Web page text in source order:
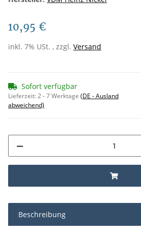
10,95 €
inkl. 7% USt. , zzgl. Versand
Sofort verfügbar
Lieferzeit:2 - 7 Werktage (DE - Ausland
abweichend)
Beschreibung